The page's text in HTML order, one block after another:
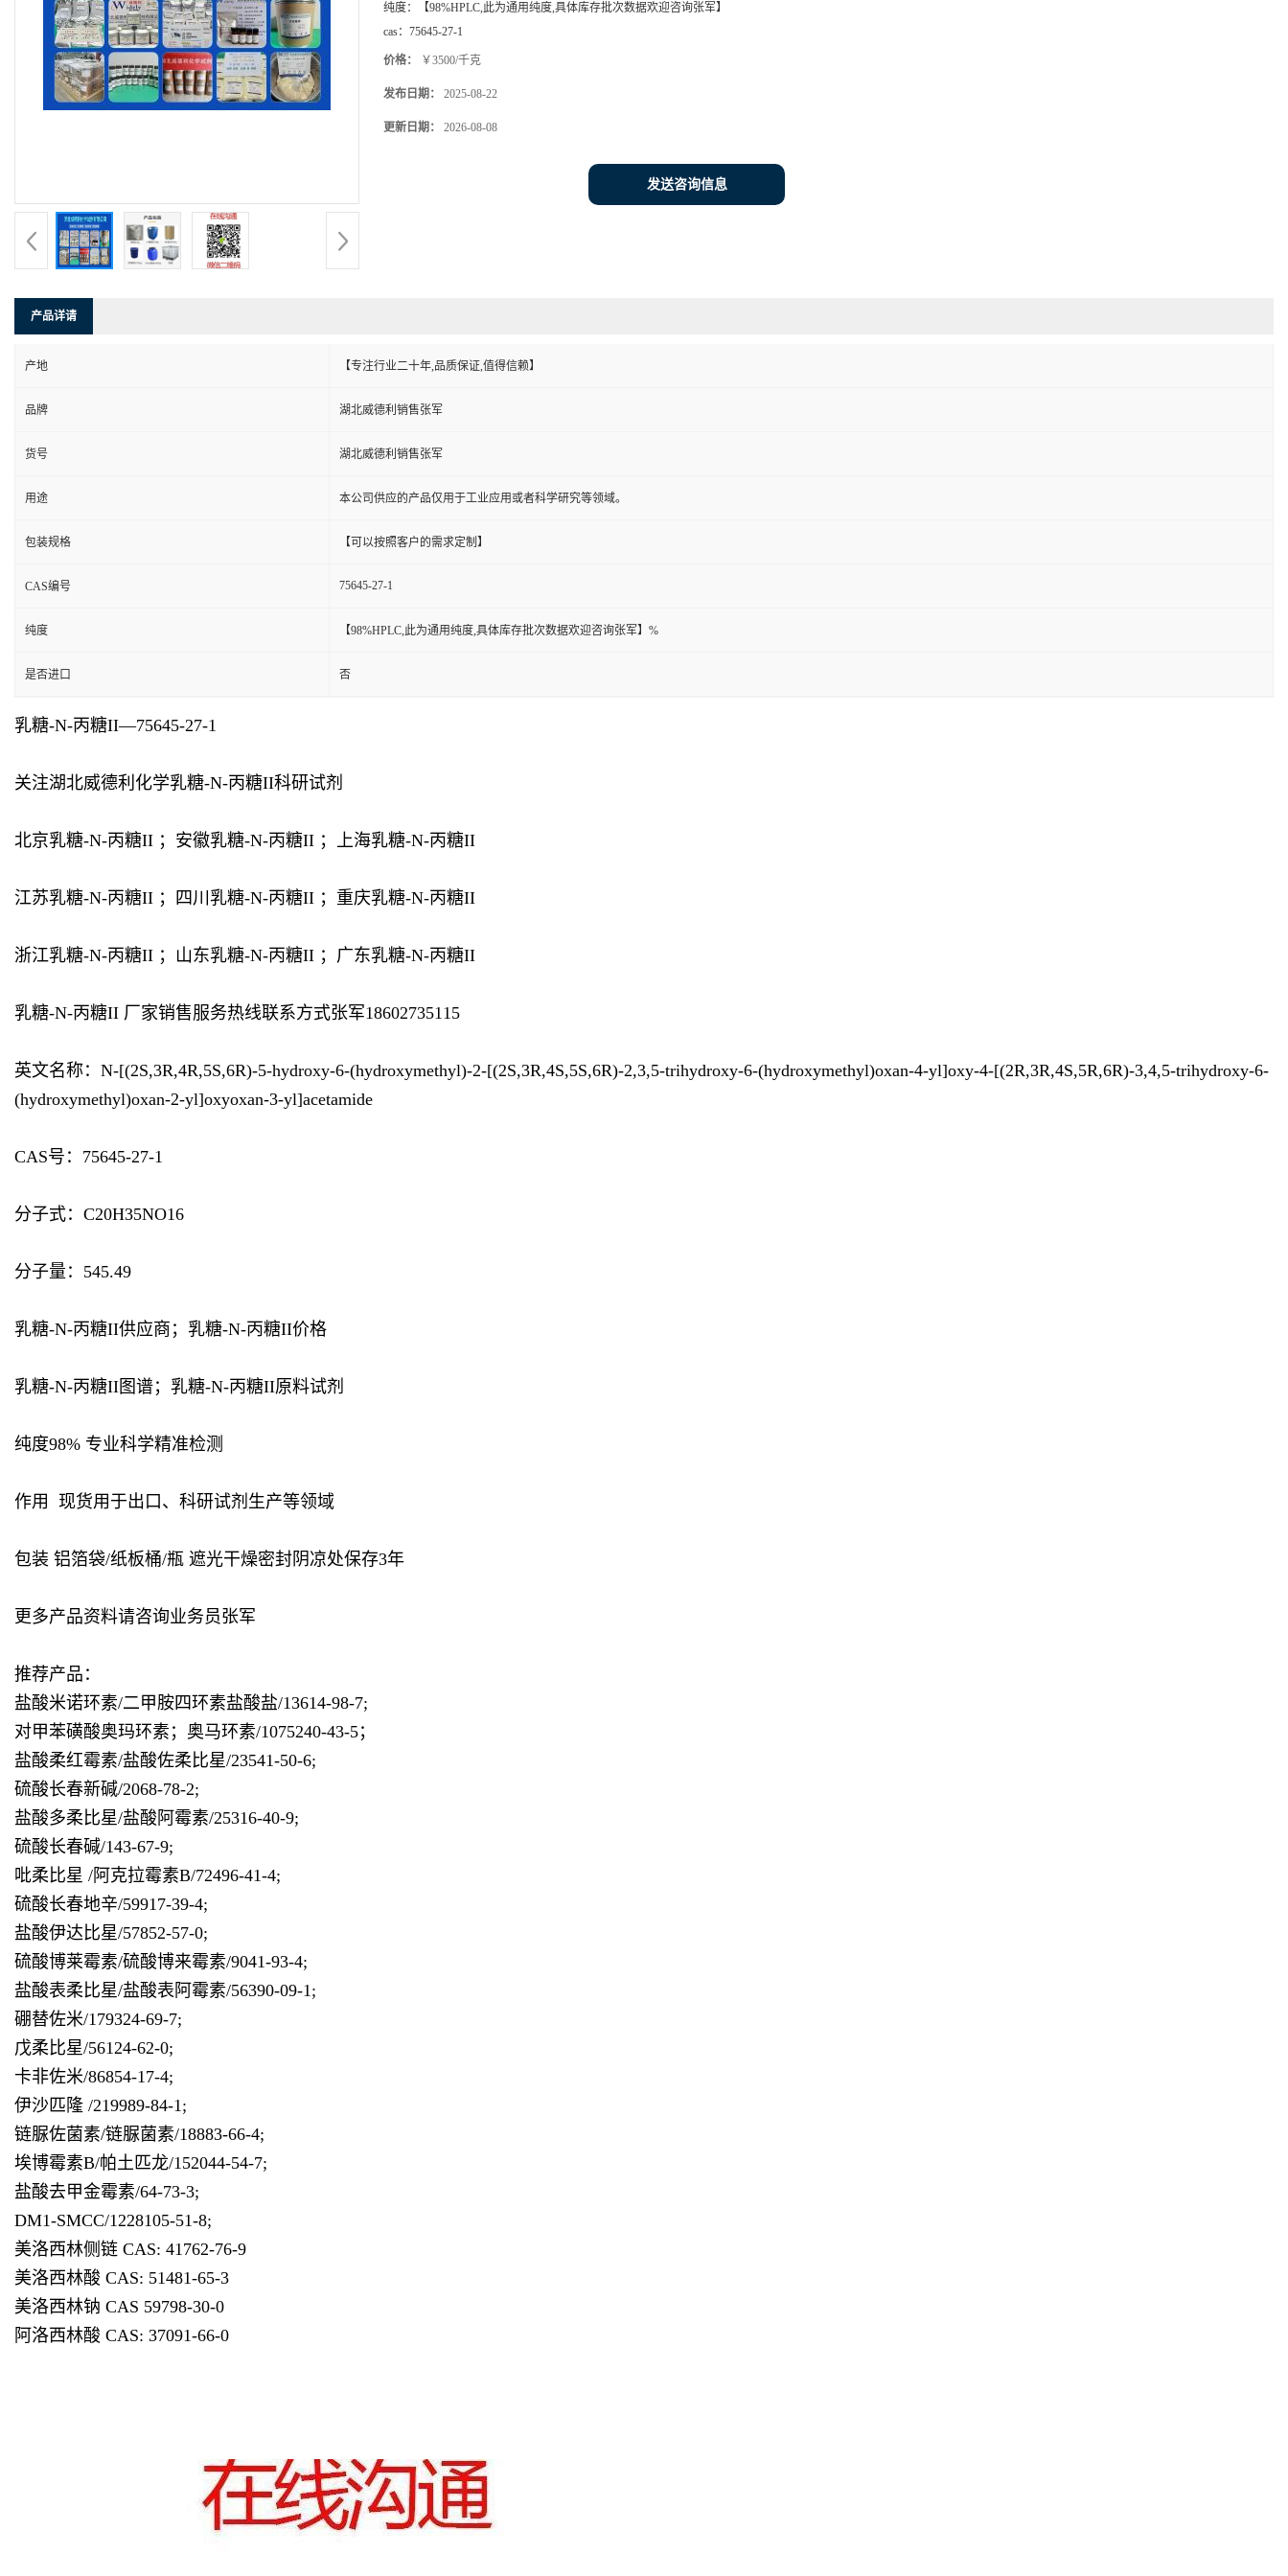
纯度：
【98%HPLC,此为通用纯度,具体库存批次数据欢迎咨询张军】
cas： 75645-27-1
价格： ￥3500/千克
发布日期： 2025-08-22
更新日期： 2026-08-08
发送咨询信息
产品详请
产地 【专注行业二十年,品质保证,值得信赖】
品牌 湖北威德利销售张军
货号 湖北威德利销售张军
用途 本公司供应的产品仅用于工业应用或者科学研究等领域。
包装规格 【可以按照客户的需求定制】
CAS编号 75645-27-1
纯度 【98%HPLC,此为通用纯度,具体库存批次数据欢迎咨询张军】%
是否进口 否
乳糖-N-丙糖II—75645-27-1
关注湖北威德利化学乳糖-N-丙糖II科研试剂
北京乳糖-N-丙糖II ；安徽乳糖-N-丙糖II ；上海乳糖-N-丙糖II
江苏乳糖-N-丙糖II ；四川乳糖-N-丙糖II ；重庆乳糖-N-丙糖II
浙江乳糖-N-丙糖II ；山东乳糖-N-丙糖II ；广东乳糖-N-丙糖II
乳糖-N-丙糖II 厂家销售服务热线联系方式张军18602735115
英文名称：N-[(2S,3R,4R,5S,6R)-5-hydroxy-6-(hydroxymethyl)-2-[(2S,3R,4S,5S,6R)-2,3,5-trihydroxy-6-(hydroxymethyl)oxan-4-yl]oxy-4-[(2R,3R,4S,5R,6R)-3,4,5-trihydroxy-6-
(hydroxymethyl)oxan-2-yl]oxyoxan-3-yl]acetamide
CAS号：75645-27-1
分子式：C20H35NO16
分子量：545.49
乳糖-N-丙糖II供应商；乳糖-N-丙糖II价格
乳糖-N-丙糖II图谱；乳糖-N-丙糖II原料试剂
纯度98% 专业科学精准检测
作用 现货用于出口、科研试剂生产等领域
包装 铝箔袋/纸板桶/瓶 遮光干燥密封阴凉处保存3年
更多产品资料请咨询业务员张军
推荐产品：
盐酸米诺环素/二甲胺四环素盐酸盐/13614-98-7;
对甲苯磺酸奥玛环素；奥马环素/1075240-43-5；
盐酸柔红霉素/盐酸佐柔比星/23541-50-6;
硫酸长春新碱/2068-78-2;
盐酸多柔比星/盐酸阿霉素/25316-40-9;
硫酸长春碱/143-67-9;
吡柔比星 /阿克拉霉素B/72496-41-4;
硫酸长春地辛/59917-39-4;
盐酸伊达比星/57852-57-0;
硫酸博莱霉素/硫酸博来霉素/9041-93-4;
盐酸表柔比星/盐酸表阿霉素/56390-09-1;
硼替佐米/179324-69-7;
戊柔比星/56124-62-0;
卡非佐米/86854-17-4;
伊沙匹隆 /219989-84-1;
链脲佐菌素/链脲菌素/18883-66-4;
埃博霉素B/帕土匹龙/152044-54-7;
盐酸去甲金霉素/64-73-3;
DM1-SMCC/1228105-51-8;
美洛西林侧链 CAS: 41762-76-9
美洛西林酸 CAS: 51481-65-3
美洛西林钠 CAS 59798-30-0
阿洛西林酸 CAS: 37091-66-0